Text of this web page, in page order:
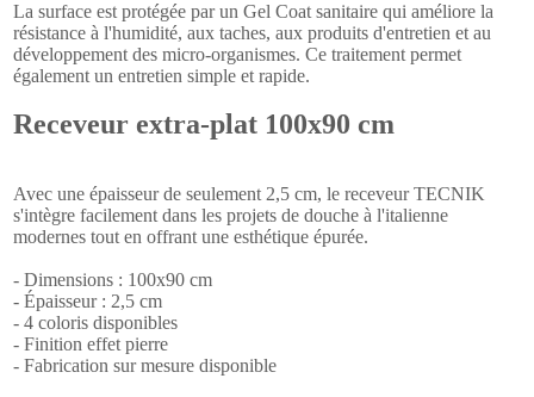
La surface est protégée par un Gel Coat sanitaire qui améliore la
résistance à l'humidité, aux taches, aux produits d'entretien et au
développement des micro-organismes. Ce traitement permet
également un entretien simple et rapide.
Receveur extra-plat 100x90 cm
Avec une épaisseur de seulement 2,5 cm, le receveur TECNIK
s'intègre facilement dans les projets de douche à l'italienne
modernes tout en offrant une esthétique épurée.
- Dimensions : 100x90 cm
- Épaisseur : 2,5 cm
- 4 coloris disponibles
- Finition effet pierre
- Fabrication sur mesure disponible